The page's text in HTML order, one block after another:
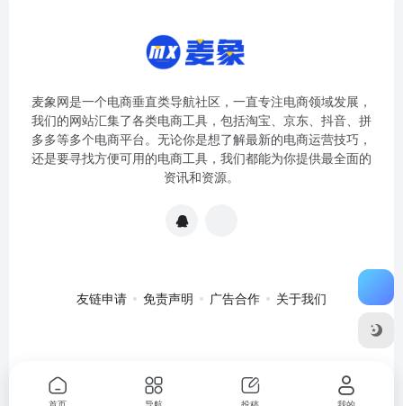
麦象网是一个电商垂直类导航社区，一直专注电商领域发展，
我们的网站汇集了各类电商工具，包括淘宝、京东、抖音、拼
多多等多个电商平台。无论你是想了解最新的电商运营技巧，
还是要寻找方便可用的电商工具，我们都能为你提供最全面的
资讯和资源。
友链申请 免责声明 广告合作 关于我们
2020057301号-1